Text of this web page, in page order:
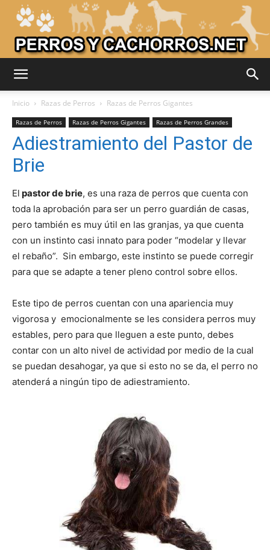
Perros
–
Razas
de
Perros
Fotos
de
Inicio Razas de Perros Razas de Perros Gigantes
Razas de Perros Razas de Perros Gigantes Razas de Perros Grandes
Adiestramiento del Pastor de
Brie
El pastor de brie, es una raza de perros que cuenta con
toda la aprobación para ser un perro guardián de casas,
pero también es muy útil en las granjas, ya que cuenta
con un instinto casi innato para poder “modelar y llevar
el rebaño”. Sin embargo, este instinto se puede corregir
para que se adapte a tener pleno control sobre ellos.
Este tipo de perros cuentan con una apariencia muy
vigorosa y emocionalmente se les considera perros muy
estables, pero para que lleguen a este punto, debes
contar con un alto nivel de actividad por medio de la cual
se puedan desahogar, ya que si esto no se da, el perro no
atenderá a ningún tipo de adiestramiento.